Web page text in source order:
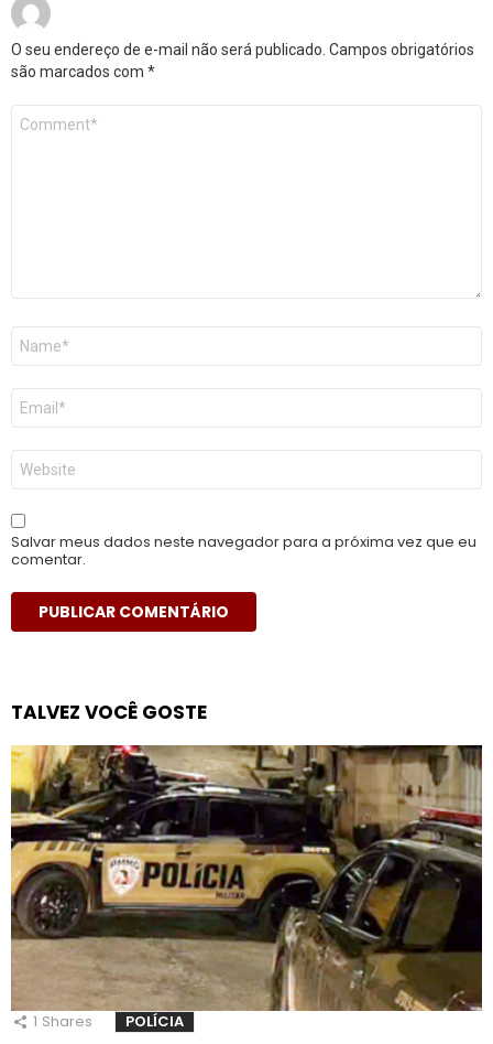
O seu endereço de e-mail não será publicado. Campos obrigatórios
são marcados com *
Comentário
Nome
E-
mail
*
Site
Salvar meus dados neste navegador para a próxima vez que eu
comentar.
TALVEZ VOCÊ GOSTE
1 Shares POLÍCIA